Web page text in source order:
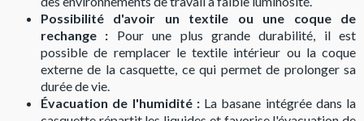
Possibilité d'avoir un textile ou une coque de
rechange : Pour une plus grande durabilité, il est
possible de remplacer le textile intérieur ou la coque
externe de la casquette, ce qui permet de prolonger sa
durée de vie.
Évacuation de l'humidité :La basane intégrée dans la